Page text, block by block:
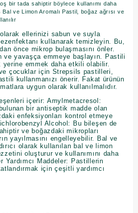
bir tada sahiptir böylece kullanımı daha
ve Limon Aromalı Pastil, boğaz ağrısı ve
ellerinizi sabun ve suyla
kullanarak temizleyin. Bu,
önce mikrop bulaşmasını önler.
ve yavaşça emmeye başlayın. Pastili
yerine emmek daha etkili olabilir.
çocuklar için Strepsils pastilleri,
kullanmanızı önerir. Fakat ürünün
uygun olarak kullanılmalıdır.
içerir: Amylmetacresol:
bir antiseptik madde olan
enfeksiyonları kontrol etmeye
Alcohol: Bu bileşen de
ve boğazdaki mikropları
yayılmasını engelleyebilir. Bal ve
olarak kullanılan bal ve limon
oluşturur ve kullanımını daha
Yardımcı Maddeler: Pastillerin
için çeşitli yardımcı